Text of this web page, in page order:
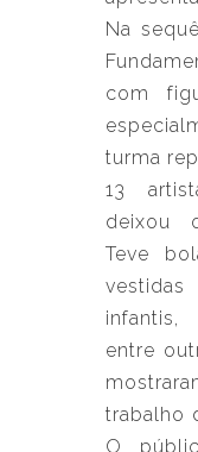
Na
com
turma
13
deixou
Teve
entre
trabalho
O